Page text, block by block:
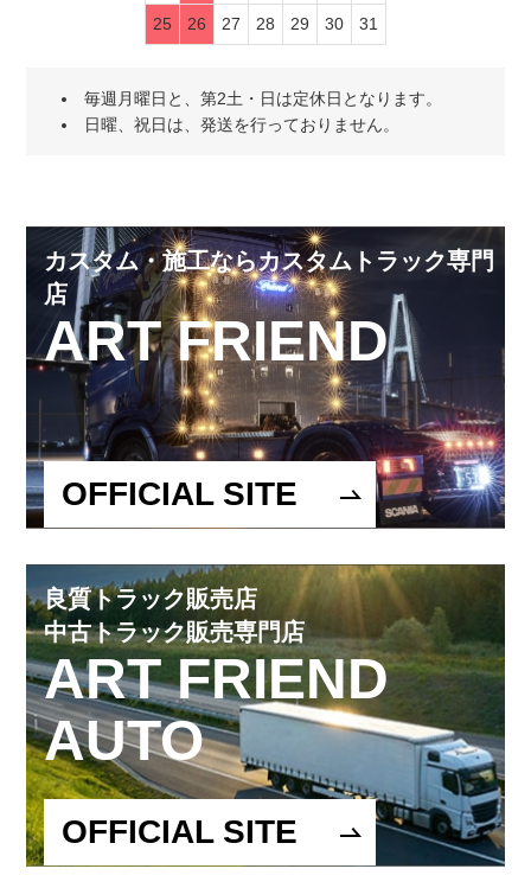
25 26 27 28 29 30 31
毎週月曜日と、第2土・日は定休日となります。
日曜、祝日は、発送を行っておりません。
カスタム・施工ならカスタムトラック専門
店
ART FRIEND
OFFICIAL SITE
良質トラック販売店
中古トラック販売専門店
ART FRIEND
AUTO
OFFICIAL SITE